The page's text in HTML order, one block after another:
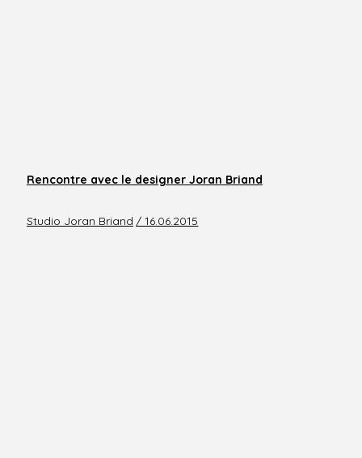
Rencontre avec le designer Joran Briand
Studio Joran Briand / 16.06.2015